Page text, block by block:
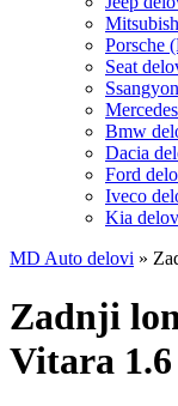
Porsche
Seat
Bmw
Dacia
Ford
Iveco
Kia
MD Auto delovi »
Zadnji
Vitara 1.6